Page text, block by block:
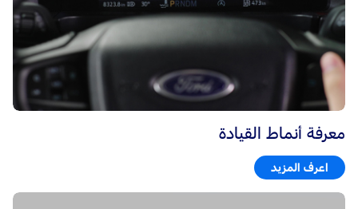
معرفة أنماط القيادة
اعرف المزيد